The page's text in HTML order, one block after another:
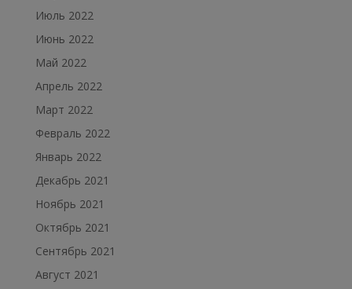
Июль 2022
Июнь 2022
Май 2022
Апрель 2022
Март 2022
Февраль 2022
Январь 2022
Декабрь 2021
Ноябрь 2021
Октябрь 2021
Сентябрь 2021
Август 2021